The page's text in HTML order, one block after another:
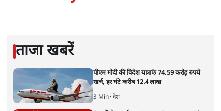
पवन उप्रेती
की और स्टोरी पढ़ें